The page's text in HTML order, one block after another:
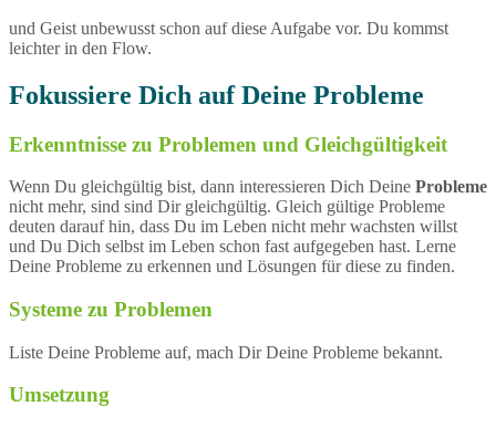
und Geist unbewusst schon auf diese Aufgabe vor. Du kommst
leichter in den Flow.
Fokussiere Dich auf Deine Probleme
Erkenntnisse zu Problemen und Gleichgültigkeit
Wenn Du gleichgültig bist, dann interessieren Dich Deine Probleme
nicht mehr, sind sind Dir gleichgültig. Gleich gültige Probleme
deuten darauf hin, dass Du im Leben nicht mehr wachsten willst
und Du Dich selbst im Leben schon fast aufgegeben hast. Lerne
Deine Probleme zu erkennen und Lösungen für diese zu finden.
Systeme zu Problemen
Liste Deine Probleme auf, mach Dir Deine Probleme bekannt.
Umsetzung